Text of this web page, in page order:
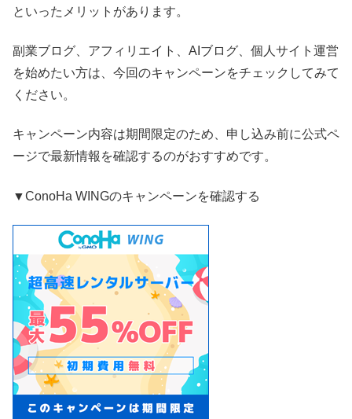
といったメリットがあります。
副業ブログ、アフィリエイト、AIブログ、個人サイト運営
を始めたい方は、今回のキャンペーンをチェックしてみて
ください。
キャンペーン内容は期間限定のため、申し込み前に公式ペ
ージで最新情報を確認するのがおすすめです。
▼ConoHa WINGのキャンペーンを確認する